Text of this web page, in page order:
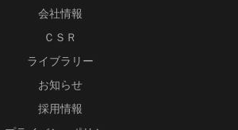
会社情報
ＣＳＲ
ライブラリー
お知らせ
採用情報